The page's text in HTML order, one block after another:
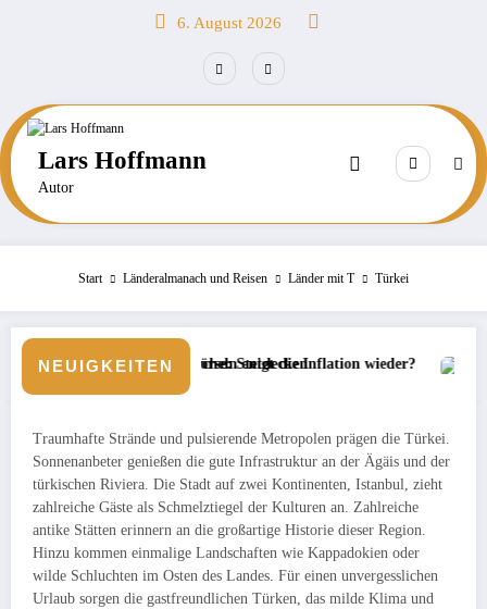
6. August 2026
Lars Hoffmann
Autor
Start Länderalmanach und Reisen Länder mit T Türkei
NEUIGKEITEN
entdecken
Börse: Steigt die Inflation wieder? Neue
Traumhafte Strände und pulsierende Metropolen prägen die Türkei.
Sonnenanbeter genießen die gute Infrastruktur an der Ägäis und der
türkischen Riviera. Die Stadt auf zwei Kontinenten, Istanbul, zieht
zahlreiche Gäste als Schmelztiegel der Kulturen an. Zahlreiche
antike Stätten erinnern an die großartige Historie dieser Region.
Hinzu kommen einmalige Landschaften wie Kappadokien oder
wilde Schluchten im Osten des Landes. Für einen unvergesslichen
Urlaub sorgen die gastfreundlichen Türken, das milde Klima und